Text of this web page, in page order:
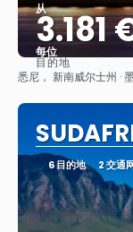
从
3.181
每位
目的地
悉尼， 新南威尔士州 ·
6 目的地 2 交通